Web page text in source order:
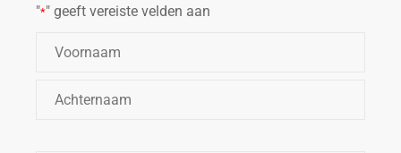
"*" geeft vereiste velden aan
Naam